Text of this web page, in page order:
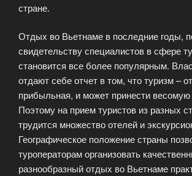
стране.
Отдых во Вьетнаме в последние годы,
свидетельству специалистов в сфере
становится все более популярным.
отдают себе отчет в том, что туризм –
прибыльная, и может принести весомую
Поэтому на прием туристов из разных
трудится множество отелей и
Географическое положение страны
туроператорам организовать
разнообразный отдых во Вьетнаме